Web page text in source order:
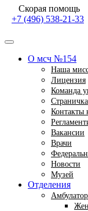
+7 (496) 538-21-33
О мсч №154
Наша
Лицензия
Команда
Контакты
Вакансии
Врачи
Новости
Музей
Отделения